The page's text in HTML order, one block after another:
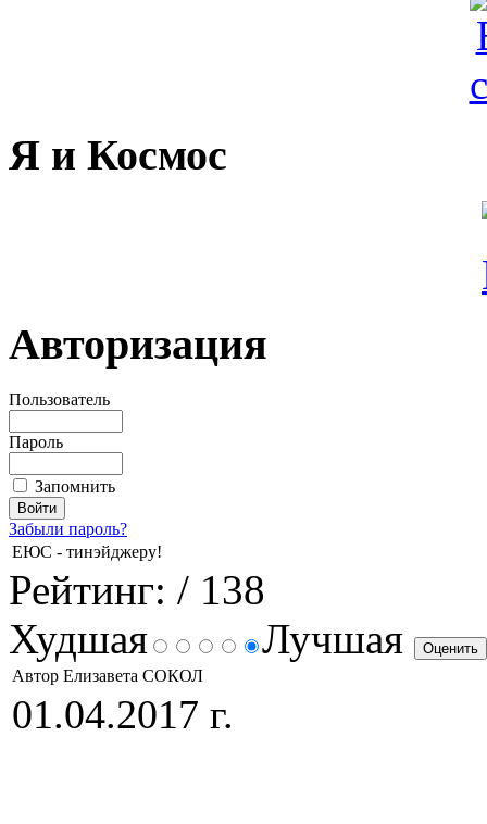
Я и Космос
Авторизация
Пользователь
Пароль
Запомнить
Забыли пароль?
ЕЮС - тинэйджеру!
Рейтинг: / 138
Худшая
Лучшая
Автор Елизавета СОКОЛ
01.04.2017 г.